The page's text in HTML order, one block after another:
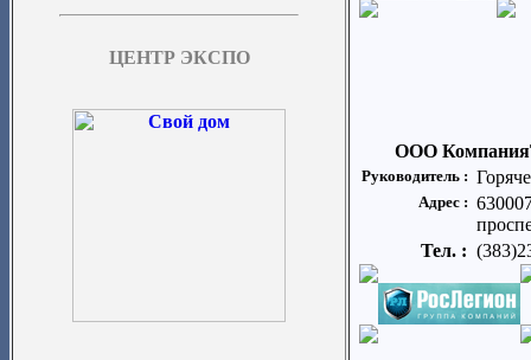
ЦЕНТР ЭКСПО
ООО
Руководитель :
Адрес :
Тел. :